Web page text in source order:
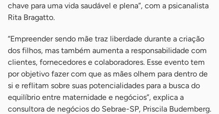
chave para uma vida saudável e plena”, com a psicanalista
Rita Bragatto.
“Empreender sendo mãe traz liberdade durante a criação
dos filhos, mas também aumenta a responsabilidade com
clientes, fornecedores e colaboradores. Esse evento tem
por objetivo fazer com que as mães olhem para dentro de
si e reflitam sobre suas potencialidades para a busca do
equilíbrio entre maternidade e negócios”, explica a
consultora de negócios do Sebrae-SP, Priscila Budemberg.